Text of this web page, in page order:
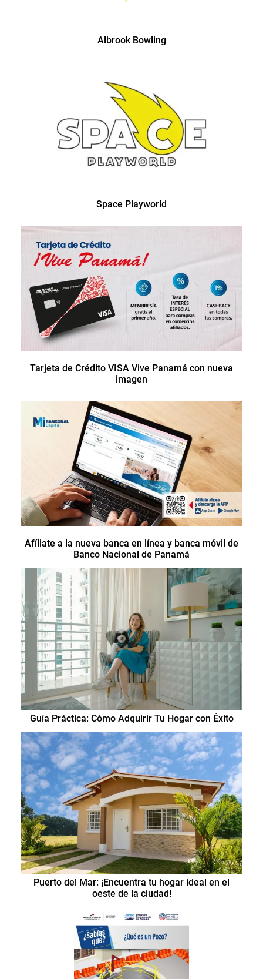
Albrook Bowling
Space Playworld
Tarjeta de Crédito VISA Vive Panamá con nueva
imagen
Afíliate a la nueva banca en línea y banca móvil de
Banco Nacional de Panamá
Guía Práctica: Cómo Adquirir Tu Hogar con Éxito
Puerto del Mar: ¡Encuentra tu hogar ideal en el
oeste de la ciudad!